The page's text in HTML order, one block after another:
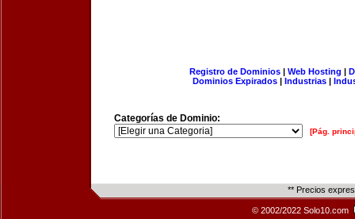
Registro de Dominios| Web Hosting |
Dominios Expirados | Industrias |
Categorías de Dominio:
[Pág.
** Precios
© 2002/2022 Solo10.com